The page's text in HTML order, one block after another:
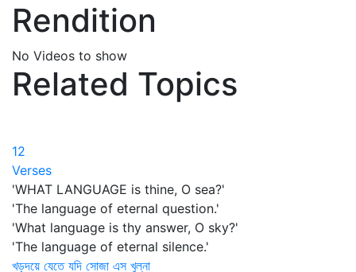
Rendition
No Videos to show
Related Topics
12
Verses
'WHAT LANGUAGE is thine, O sea?'
'The language of eternal question.'
'What language is thy answer, O sky?'
'The language of eternal silence.'
খড়দয়ে যেতে যদি সোজা এস খুল্‌না